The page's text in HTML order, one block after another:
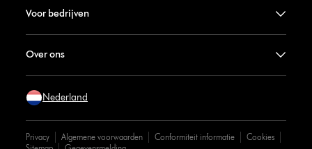
Voor bedrijven
Over ons
Nederland
Privacy Algemene voorwaarden Conformiteit informatie
Cookies